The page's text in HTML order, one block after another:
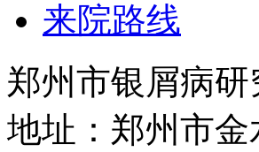
来院路线
郑州市银屑病研
地址：郑州市